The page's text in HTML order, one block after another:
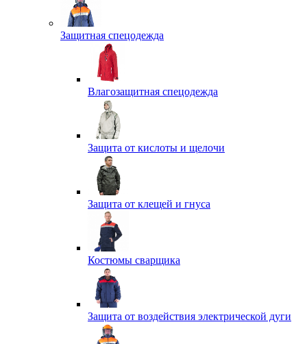
Защитная спецодежда
Влагозащитная спецодежда
Защита от кислоты и щелочи
Защита от клещей и гнуса
Костюмы сварщика
Защита от воздействия электрической дуги